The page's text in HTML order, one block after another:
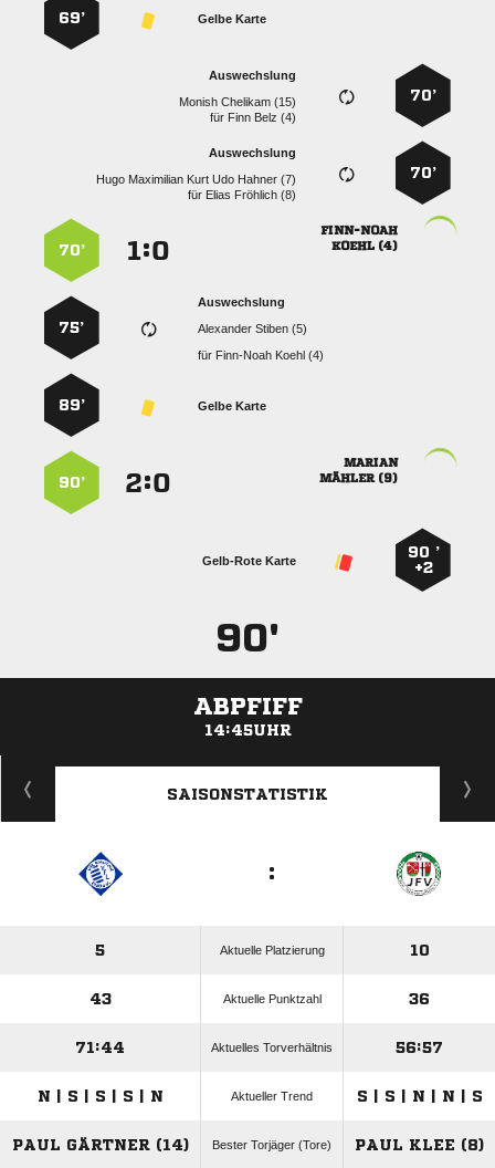
Gelbe Karte
69’
70’
Auswechslung
  
für   
70’
Auswechslung
     
für   

 
:
70’
Auswechslung
  
für   
75’
Gelbe Karte
89’

 
:
90’
90 ’
+2
Gelb-Rote Karte
90'
ABPFIFF
14:45UHR
ANZEIGE
SAISONSTATISTIK
:
5 Aktuelle Platzierung 10
43 Aktuelle Punktzahl 36
71:44 Aktuelles Torverhältnis 56:57
N | S | S | S | N Aktueller Trend S | S | N | N | S
PAUL GÄRTNER (14) Bester Torjäger (Tore) PAUL KLEE (8)